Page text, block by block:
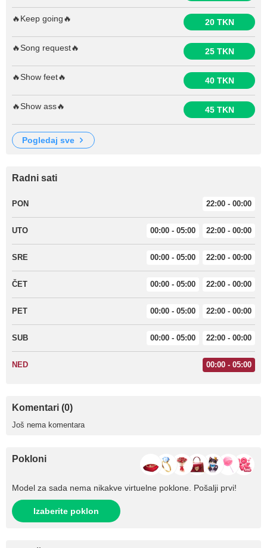
🔥Keep going🔥 20 TKN
🔥Song request🔥 25 TKN
🔥Show feet🔥 40 TKN
🔥Show ass🔥 45 TKN
pogledaj sve
Radni sati
PON 22:00 - 00:00
UTO 00:00 - 05:00 22:00 - 00:00
SRE 00:00 - 05:00 22:00 - 00:00
ČET 00:00 - 05:00 22:00 - 00:00
PET 00:00 - 05:00 22:00 - 00:00
SUB 00:00 - 05:00 22:00 - 00:00
NED 00:00 - 05:00
Komentari (0)
Još nema komentara
Pokloni
Model za sada nema nikakve virtuelne poklone. Pošalji prvi!
Izaberite poklon